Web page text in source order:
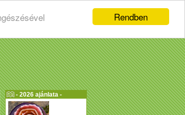
Rendben
- 2026 ajánlata -